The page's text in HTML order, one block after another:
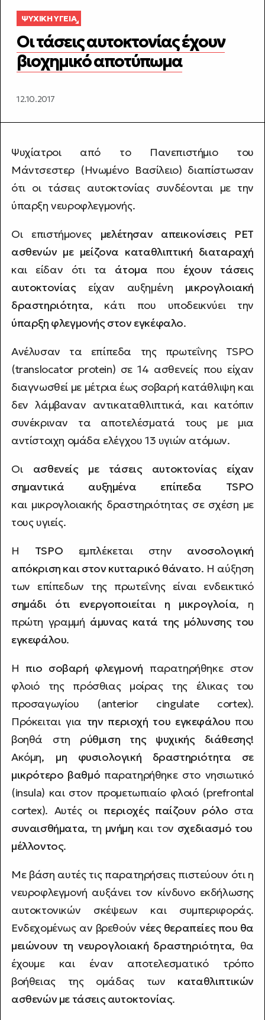
ΨΥΧΙΚΉ ΥΓΕΊΑ
Οι τάσεις αυτοκτονίας έχουν
βιοχημικό αποτύπωμα
12.10.2017
Ψυχίατροι από το Πανεπιστήμιο του
Μάντσεστερ (Ηνωμένο Βασίλειο) διαπίστωσαν
ότι οι τάσεις αυτοκτονίας συνδέονται με την
ύπαρξη νευροφλεγμονής.
Οι επιστήμονες μελέτησαν απεικονίσεις PET
ασθενών με μείζονα καταθλιπτική διαταραχή
και είδαν ότι τα άτομα που έχουν τάσεις
αυτοκτονίαςείχαν αυξημένη μικρογλοιακή
δραστηριότητα, κάτι που υποδεικνύει την
ύπαρξη φλεγμονής στον εγκέφαλο.
Ανέλυσαν τα επίπεδα της πρωτεΐνης TSPO
(translocator protein) σε 14 ασθενείς που είχαν
διαγνωσθεί με μέτρια έως σοβαρή κατάθλιψη και
δεν λάμβαναν αντικαταθλιπτικά, και κατόπιν
συνέκριναν τα αποτελέσματά τους με μια
αντίστοιχη ομάδα ελέγχου 13 υγιών ατόμων.
Οι ασθενείς με τάσεις αυτοκτονίας είχαν
σημαντικά αυξημένα επίπεδα TSPO
και μικρογλοιακής δραστηριότητας σε σχέση με
τους υγιείς.
Η TSPO εμπλέκεται στην ανοσολογική
απόκριση και στον κυτταρικό θάνατο. Η αύξηση
των επίπεδων της πρωτεΐνης είναι ενδεικτικό
σημάδι ότι ενεργοποιείται η μικρογλοία, η
πρώτη γραμμή άμυνας κατά της μόλυνσης του
εγκεφάλου.
Η πιο σοβαρή φλεγμονή παρατηρήθηκε στον
φλοιό της πρόσθιας μοίρας της έλικας του
προσαγωγίου (anterior cingulate cortex).
Πρόκειται για την περιοχή του εγκεφάλου που
βοηθά στη ρύθμιση της ψυχικής διάθεσης!
Ακόμη, μη φυσιολογική δραστηριότητα σε
μικρότερο βαθμό παρατηρήθηκε στο νησιωτικό
(insula) και στον προμετωπιαίο φλοιό (prefrontal
cortex). Αυτές οι περιοχές παίζουν ρόλο στα
συναισθήματα, τη μνήμη και τον σχεδιασμό του
μέλλοντος.
Με βάση αυτές τις παρατηρήσεις πιστεύουν ότι η
νευροφλεγμονή αυξάνει τον κίνδυνο εκδήλωσης
αυτοκτονικών σκέψεων και συμπεριφοράς.
Ενδεχομένως αν βρεθούννέες θεραπείες που θα
μειώνουν τη νευρογλοιακή δραστηριότητα, θα
έχουμε και έναν αποτελεσματικό τρόπο
βοήθειας της ομάδας των καταθλιπτικών
ασθενών με τάσεις αυτοκτονίας.